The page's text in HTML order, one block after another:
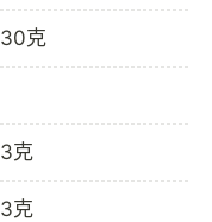
30克
3克
3克